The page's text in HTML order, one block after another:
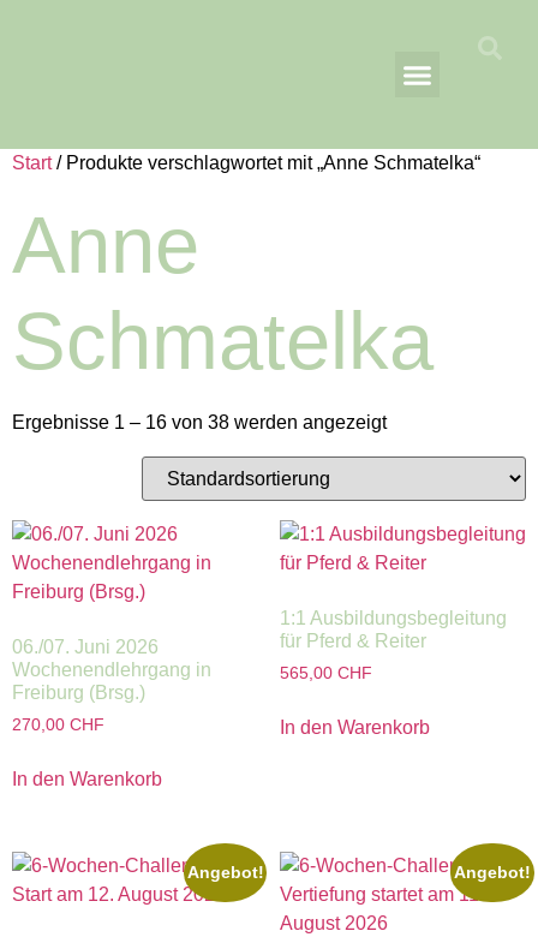
Start/ Produkte verschlagwortet mit „Anne Schmatelka“
Anne
Schmatelka
Ergebnisse 1 – 16 von 38 werden angezeigt
06./07. Juni 2026
Wochenendlehrgang in
Freiburg (Brsg.)
270,00 CHF
In den Warenkorb
1:1 Ausbildungsbegleitung
für Pferd & Reiter
565,00 CHF
In den Warenkorb
Angebot! Angebot!